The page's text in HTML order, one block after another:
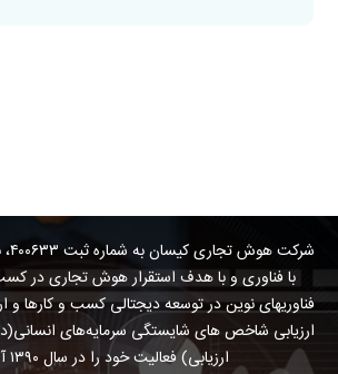
با فناوری و با هدف استقرار هوش تجاری در
فناوریهای نوین در توسعه دیجتالی کسب و کارها و
ارزیابی شاخص های شایستگی سرمایه‌های
ارزیابی) فعالیت خود را در سال ۱۳۹۰ آغاز نمود.